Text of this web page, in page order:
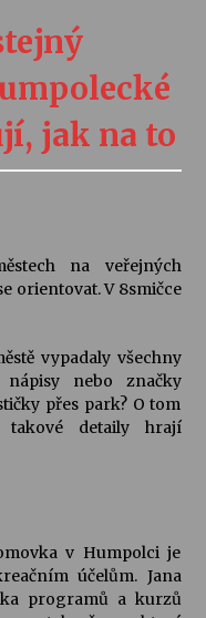
Duškové: Stávám se
Rufus Miller
jak na to
na veřejných
orientovat. V 8smičce
vypadaly všechny
nebo značky
přes park? O tom
takové detaily hrají
v Humpolci je
účelům. Jana
programů a kurzů